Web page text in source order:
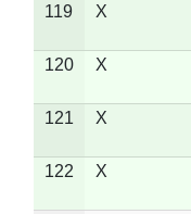
119 X
120 X
121 X
122 X